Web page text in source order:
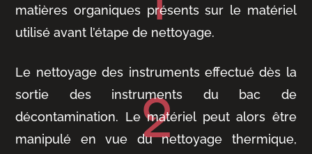
matières organiques présents sur le matériel
utilisé avant l’étape de nettoyage.
Le nettoyage des instruments effectué dès la
sortie des instruments du bac de
décontamination. Le matériel peut alors être
manipulé en vue du nettoyage thermique,